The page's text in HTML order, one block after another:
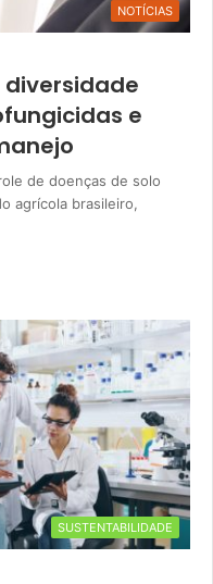
NOTÍCIAS
diversidade
e
de doenças de solo
agrícola brasileiro,
SUSTENTABILIDADE